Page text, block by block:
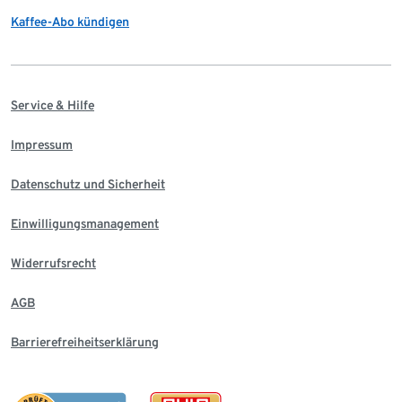
Kaffee-Abo kündigen
Service & Hilfe
Impressum
Datenschutz und Sicherheit
Einwilligungsmanagement
Widerrufsrecht
AGB
Barrierefreiheitserklärung